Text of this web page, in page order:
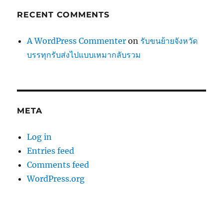
RECENT COMMENTS
A WordPress Commenter on รับขนย้ายจังหวัด
บรรทุกรับส่งไปแบบเหมากลับรวม
META
Log in
Entries feed
Comments feed
WordPress.org